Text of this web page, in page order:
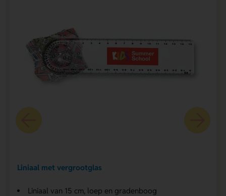
Liniaal met vergrootglas
Liniaal van 15 cm, loep en gradenboog